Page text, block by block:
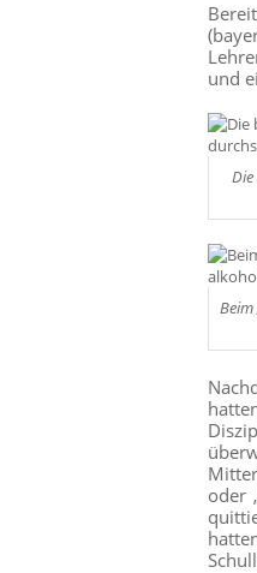
und
oder